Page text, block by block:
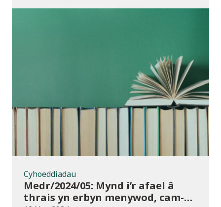
Cyhoeddiadau
Cyhoeddiadau
Medr/2024/05: Mynd i’r afael â
thrais yn erbyn menywod, cam-